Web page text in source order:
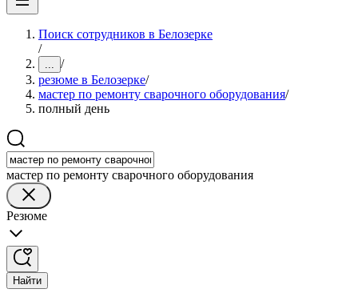
Поиск сотрудников в Белозерке
/
... /
резюме в Белозерке/
мастер по ремонту сварочного оборудования/
полный день
мастер по ремонту сварочного оборудования
Резюме
Найти